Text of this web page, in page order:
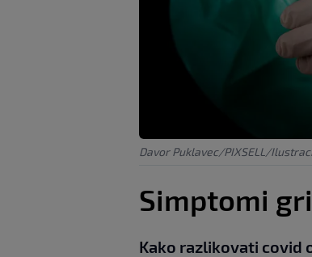
Davor Puklavec/PIXSELL/
Simptomi
Kako razlikovati covid